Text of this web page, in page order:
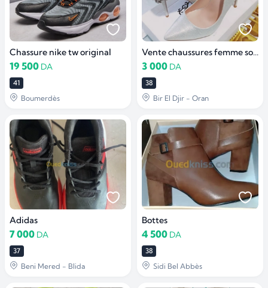
Chassure nike tw original
19 500 DA
41
Boumerdès
Vente chaussures femme soirée ARGENT P 38
3 000 DA
38
Bir El Djir - Oran
Adidas
7 000 DA
37
Beni Mered - Blida
Bottes
4 500 DA
38
Sidi Bel Abbès